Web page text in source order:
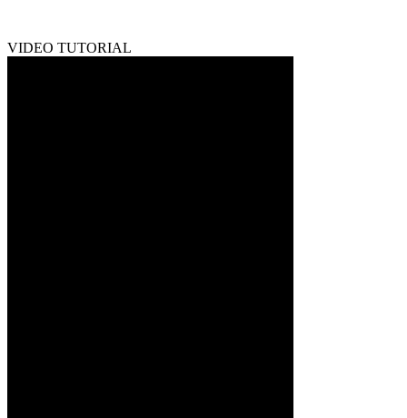
VIDEO TUTORIAL